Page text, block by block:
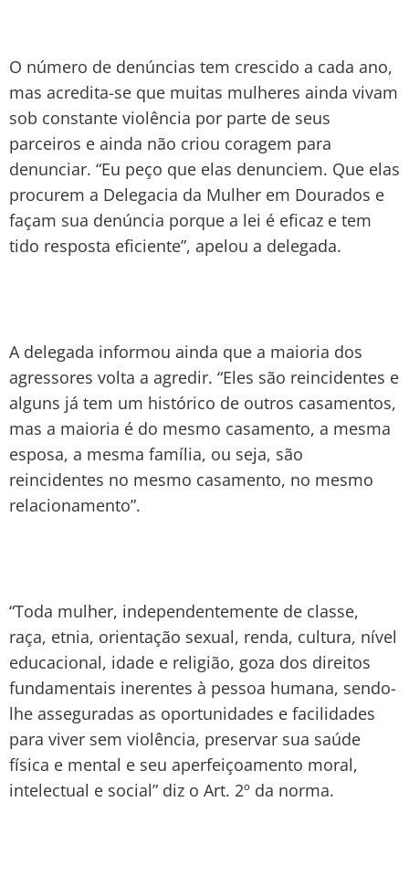
O número de denúncias tem crescido a cada ano,
mas acredita-se que muitas mulheres ainda vivam
sob constante violência por parte de seus
parceiros e ainda não criou coragem para
denunciar. “Eu peço que elas denunciem. Que elas
procurem a Delegacia da Mulher em Dourados e
façam sua denúncia porque a lei é eficaz e tem
tido resposta eficiente”, apelou a delegada.
A delegada informou ainda que a maioria dos
agressores volta a agredir. “Eles são reincidentes e
alguns já tem um histórico de outros casamentos,
mas a maioria é do mesmo casamento, a mesma
esposa, a mesma família, ou seja, são
reincidentes no mesmo casamento, no mesmo
relacionamento”.
“Toda mulher, independentemente de classe,
raça, etnia, orientação sexual, renda, cultura, nível
educacional, idade e religião, goza dos direitos
fundamentais inerentes à pessoa humana, sendo-
lhe asseguradas as oportunidades e facilidades
para viver sem violência, preservar sua saúde
física e mental e seu aperfeiçoamento moral,
intelectual e social” diz o Art. 2º da norma.